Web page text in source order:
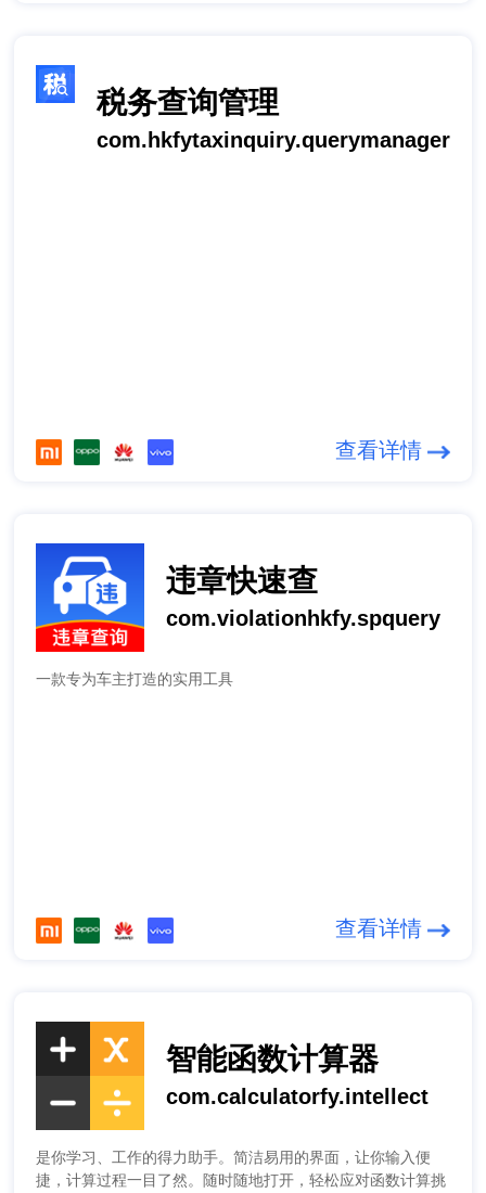
税务查询管理
com.hkfytaxinquiry.querymanager
查看详情
违章快速查
com.violationhkfy.spquery
一款专为车主打造的实用工具
查看详情
智能函数计算器
com.calculatorfy.intellect
是你学习、工作的得力助手。简洁易用的界面，让你输入便
捷，计算过程一目了然。随时随地打开，轻松应对函数计算挑